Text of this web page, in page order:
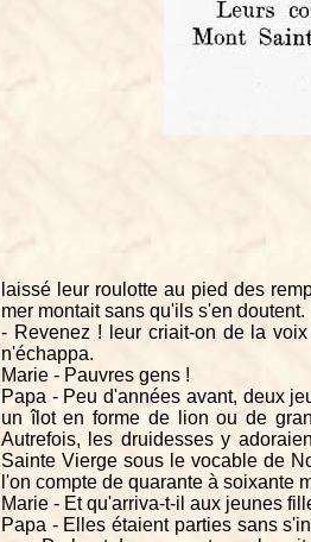
laissé leur roulotte au pied des
mer montait sans qu'ils s'en doutent.
- Revenez ! leur criait-on de la
n'échappa.
Marie - Pauvres gens !
Papa - Peu d'années avant, deux
un îlot en forme de lion ou de
Autrefois, les druidesses y
Sainte Vierge sous le vocable de
l'on compte de quarante à soixante
Marie - Et qu'arriva-t-il aux jeunes
Papa - Elles étaient parties sans